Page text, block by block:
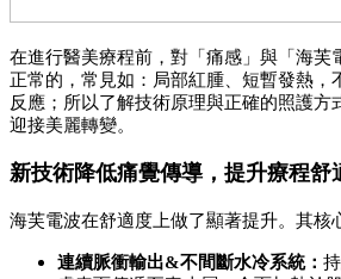
在進行醫美療程前，對「痛感」與「海芙
正常的，常見如：局部紅腫、短暫發熱，
反應；所以了解技術原理與正確的照護方
迎接美麗轉變。
新技術降低痛覺傳導，提升療程舒
海芙電波在舒適度上做了顯著提升。其核
連續脈衝輸出&不間斷水冷系統：